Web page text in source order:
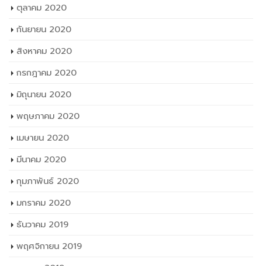
ตุลาคม 2020
กันยายน 2020
สิงหาคม 2020
กรกฎาคม 2020
มิถุนายน 2020
พฤษภาคม 2020
เมษายน 2020
มีนาคม 2020
กุมภาพันธ์ 2020
มกราคม 2020
ธันวาคม 2019
พฤศจิกายน 2019